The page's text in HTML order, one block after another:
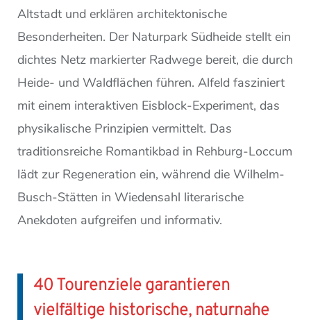
Altstadt und erklären architektonische
Besonderheiten. Der Naturpark Südheide stellt ein
dichtes Netz markierter Radwege bereit, die durch
Heide- und Waldflächen führen. Alfeld fasziniert
mit einem interaktiven Eisblock-Experiment, das
physikalische Prinzipien vermittelt. Das
traditionsreiche Romantikbad in Rehburg-Loccum
lädt zur Regeneration ein, während die Wilhelm-
Busch-Stätten in Wiedensahl literarische
Anekdoten aufgreifen und informativ.
40 Tourenziele garantieren
vielfältige historische, naturnahe